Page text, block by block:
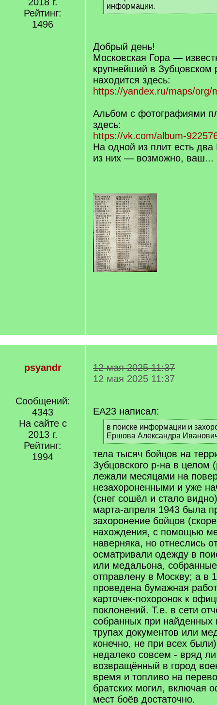
Рейтинг:
1496
информации.
[
]
Добрый день!
Московская Гора —
крупнейший в Зубцовском
находится здесь:
https://yandex.ru/maps/org/
Альбом с фотографиями
здесь:
https://vk.com/album-
На одной из плит есть
из них — возможно, ваш...
psyandr
Сообщений:
4343
На сайте с
2013 г.
Рейтинг:
1994
12 мая 2025 11:37
12 мая 2025 11:37
EA23 написал:
[
q
]
в поиске информации и
Ершова Александра
[
/
q
]
тела тысяч бойцов на
Зубцовского р-на в целом
лежали месяцами на
незахороненными и уже
(снег сошёл и стало
марта-апреля 1943 была
захоронение бойцов
нахождения, с помощью
наверняка, но отнеслись
осматривали одежду в
или медальона,
отправлену в Москву; а в
проведена бумажная
карточек-похоронок к
поклонений. Т.е. в сети
собранных при найденных
трупах документов или
конечно, не при всех
недалеко совсем - вряд
возвращённый в город
время и топливо на
братских могил, включая
мест боёв достаточно.